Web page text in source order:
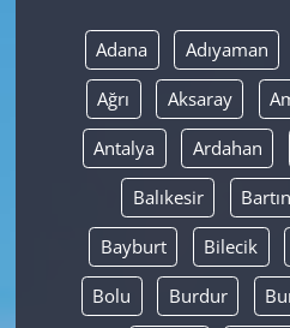
Adana Adıyaman
Ağrı Aksaray
Antalya Ardahan
Balıkesir Bartın
Bayburt Bilecik
Bolu Burdur